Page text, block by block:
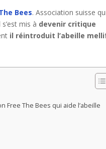
ou
Bees. Association suisse
mis à devenir critique
il réintroduit l’abeille
Free The Bees qui aide l’abeille